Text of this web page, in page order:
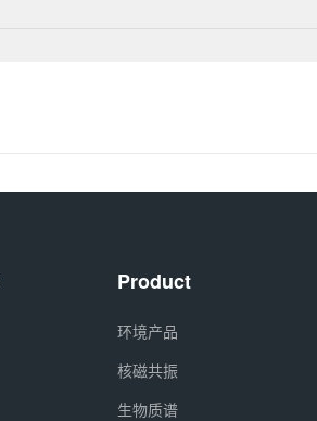
Product
环境产品
核磁共振
生物质谱